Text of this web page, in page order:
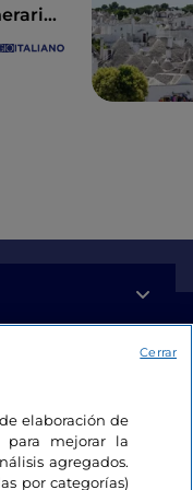
elaboración de
para mejorar la
agregados.
por categorías)
Cerrar